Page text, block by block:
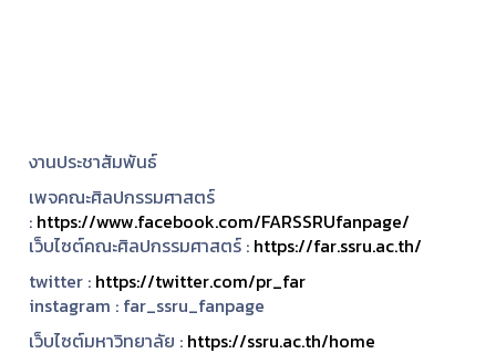
งานประชาสัมพันธ์
เพจคณะศิลปกรรมศาสตร์
: https://www.facebook.com/FARSSRUfanpage/
เว็บไซต์คณะศิลปกรรมศาสตร์ : https://far.ssru.ac.th/
twitter : https://twitter.com/pr_far
instagram : far_ssru_fanpage
เว็บไซต์มหาวิทยาลัย : https://ssru.ac.th/home